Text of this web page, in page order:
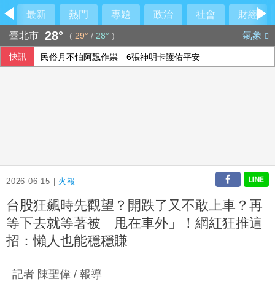
最新 熱門 專題 政治 社會
財經
臺北市 28° ( 29° / 28° ) 氣象
快訊 民俗月不怕阿飄作祟 6張神明卡護佑平安
2026-06-15 | 火報
台股狂飆時先觀望？開跌了又不敢上車？再
等下去就等著被「甩在車外」！網紅狂推這
招：懶人也能穩穩賺
記者 陳聖偉 / 報導